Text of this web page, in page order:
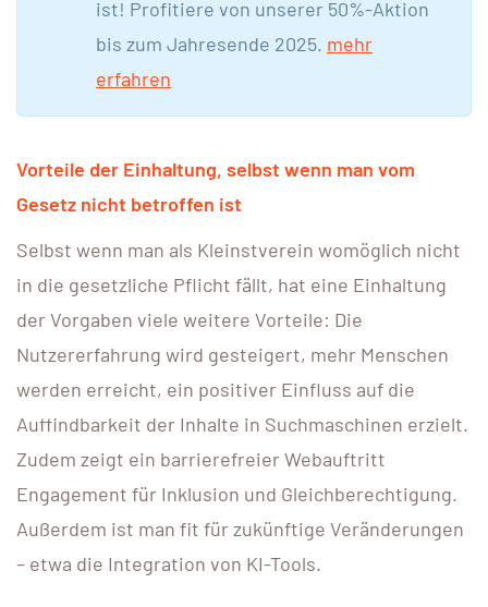
ist! Profitiere von unserer 50%-Aktion
bis zum Jahresende 2025. mehr
erfahren
Vorteile der Einhaltung, selbst wenn man vom
Gesetz nicht betroffen ist
Selbst wenn man als Kleinstverein womöglich nicht
in die gesetzliche Pflicht fällt, hat eine Einhaltung
der Vorgaben viele weitere Vorteile: Die
Nutzererfahrung wird gesteigert, mehr Menschen
werden erreicht, ein positiver Einfluss auf die
Auffindbarkeit der Inhalte in Suchmaschinen erzielt.
Zudem zeigt ein barrierefreier Webauftritt
Engagement für Inklusion und Gleichberechtigung.
Außerdem ist man fit für zukünftige Veränderungen
– etwa die Integration von KI-Tools.